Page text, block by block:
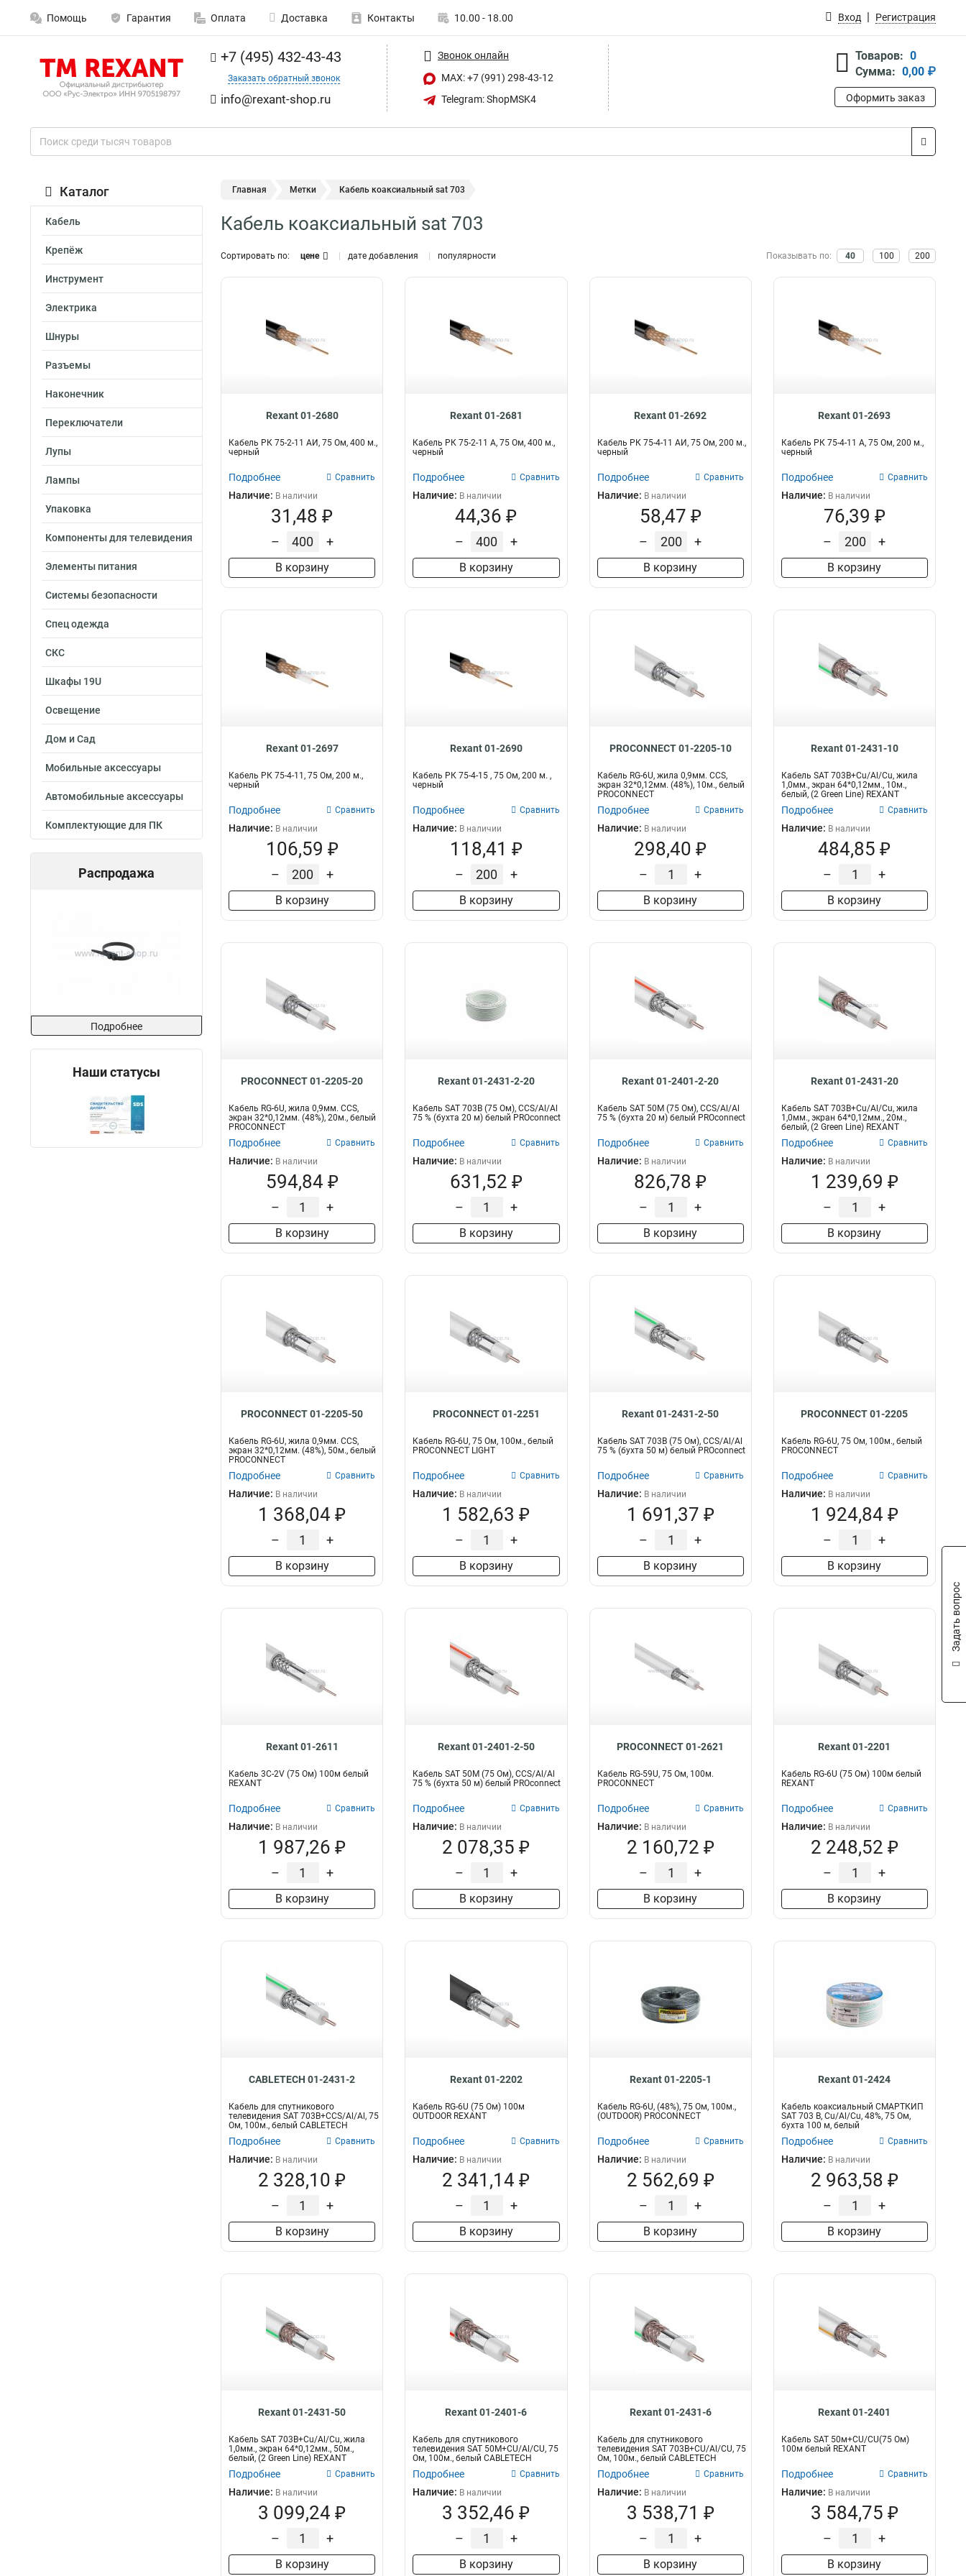
Помощь Гарантия Оплата Доставка Контакты 10.00 - 18.00 Вход Регистрация
+7 (495) 432-43-43
Заказать обратный звонок
info@rexant-shop.ru
Звонок онлайн
MAX: +7 (991) 298-43-12
Telegram: ShopMSK4
Товаров: 0
Сумма: 0,00 ₽
Оформить заказ
Каталог
Кабель
Крепёж
Инструмент
Электрика
Шнуры
Разъемы
Наконечник
Переключатели
Лупы
Лампы
Упаковка
Компоненты для телевидения
Элементы питания
Системы безопасности
Спец одежда
СКС
Шкафы 19U
Освещение
Дом и Сад
Мобильные аксессуары
Автомобильные аксессуары
Комплектующие для ПК
Распродажа
Подробнее
Наши статусы
Главная Метки Кабель коаксиальный sat 703
Кабель коаксиальный sat 703
Сортировать по: цене дате добавления популярности Показывать по: 40 100 200
Rexant 01-2680
Кабель РК 75-2-11 АИ, 75 Ом, 400 м.,
черный
Подробнее Сравнить
Наличие: В наличии
31,48 ₽
– +
В корзину
Rexant 01-2681
Кабель РК 75-2-11 А, 75 Ом, 400 м.,
черный
Подробнее Сравнить
Наличие: В наличии
44,36 ₽
– +
В корзину
Rexant 01-2692
Кабель РК 75-4-11 АИ, 75 Ом, 200 м.,
черный
Подробнее Сравнить
Наличие: В наличии
58,47 ₽
– +
В корзину
Rexant 01-2693
Кабель РК 75-4-11 А, 75 Ом, 200 м.,
черный
Подробнее Сравнить
Наличие: В наличии
76,39 ₽
– +
В корзину
Rexant 01-2697
Кабель РК 75-4-11, 75 Ом, 200 м.,
черный
Подробнее Сравнить
Наличие: В наличии
106,59 ₽
– +
В корзину
Rexant 01-2690
Кабель РК 75-4-15 , 75 Ом, 200 м. ,
черный
Подробнее Сравнить
Наличие: В наличии
118,41 ₽
– +
В корзину
PROCONNECT 01-2205-10
Кабель RG-6U, жила 0,9мм. CCS,
экран 32*0,12мм. (48%), 10м., белый
PROCONNECT
Подробнее Сравнить
Наличие: В наличии
298,40 ₽
– +
В корзину
Rexant 01-2431-10
Кабель SAT 703B+Cu/Al/Cu, жила
1,0мм., экран 64*0,12мм., 10м.,
белый, (2 Green Line) REXANT
Подробнее Сравнить
Наличие: В наличии
484,85 ₽
– +
В корзину
PROCONNECT 01-2205-20
Кабель RG-6U, жила 0,9мм. CCS,
экран 32*0,12мм. (48%), 20м., белый
PROCONNECT
Подробнее Сравнить
Наличие: В наличии
594,84 ₽
– +
В корзину
Rexant 01-2431-2-20
Кабель SAT 703B (75 Ом), CCS/Al/Al
75 % (бухта 20 м) белый PROconnect
Подробнее Сравнить
Наличие: В наличии
631,52 ₽
– +
В корзину
Rexant 01-2401-2-20
Кабель SAT 50M (75 Ом), CCS/Al/Al
75 % (бухта 20 м) белый PROconnect
Подробнее Сравнить
Наличие: В наличии
826,78 ₽
– +
В корзину
Rexant 01-2431-20
Кабель SAT 703B+Cu/Al/Cu, жила
1,0мм., экран 64*0,12мм., 20м.,
белый, (2 Green Line) REXANT
Подробнее Сравнить
Наличие: В наличии
1 239,69 ₽
– +
В корзину
PROCONNECT 01-2205-50
Кабель RG-6U, жила 0,9мм. CCS,
экран 32*0,12мм. (48%), 50м., белый
PROCONNECT
Подробнее Сравнить
Наличие: В наличии
1 368,04 ₽
– +
В корзину
PROCONNECT 01-2251
Кабель RG-6U, 75 Ом, 100м., белый
PROCONNECT LIGHT
Подробнее Сравнить
Наличие: В наличии
1 582,63 ₽
– +
В корзину
Rexant 01-2431-2-50
Кабель SAT 703B (75 Ом), CCS/Al/Al
75 % (бухта 50 м) белый PROconnect
Подробнее Сравнить
Наличие: В наличии
1 691,37 ₽
– +
В корзину
PROCONNECT 01-2205
Кабель RG-6U, 75 Ом, 100м., белый
PROCONNECT
Подробнее Сравнить
Наличие: В наличии
1 924,84 ₽
– +
В корзину
Rexant 01-2611
Кабель 3С-2V (75 Ом) 100м белый
REXANT
Подробнее Сравнить
Наличие: В наличии
1 987,26 ₽
– +
В корзину
Rexant 01-2401-2-50
Кабель SAT 50M (75 Ом), CCS/Al/Al
75 % (бухта 50 м) белый PROconnect
Подробнее Сравнить
Наличие: В наличии
2 078,35 ₽
– +
В корзину
PROCONNECT 01-2621
Кабель RG-59U, 75 Ом, 100м.
PROCONNECT
Подробнее Сравнить
Наличие: В наличии
2 160,72 ₽
– +
В корзину
Rexant 01-2201
Кабель RG-6U (75 Ом) 100м белый
REXANT
Подробнее Сравнить
Наличие: В наличии
2 248,52 ₽
– +
В корзину
CABLETECH 01-2431-2
Кабель для спутникового
телевидения SAT 703B+CCS/Al/Al, 75
Ом, 100м., белый CABLETECH
Подробнее Сравнить
Наличие: В наличии
2 328,10 ₽
– +
В корзину
Rexant 01-2202
Кабель RG-6U (75 Ом) 100м
OUTDOOR REXANT
Подробнее Сравнить
Наличие: В наличии
2 341,14 ₽
– +
В корзину
Rexant 01-2205-1
Кабель RG-6U, (48%), 75 Ом, 100м.,
(OUTDOOR) PROCONNECT
Подробнее Сравнить
Наличие: В наличии
2 562,69 ₽
– +
В корзину
Rexant 01-2424
Кабель коаксиальный СМАРТКИП
SAT 703 B, Cu/Al/Cu, 48%, 75 Ом,
бухта 100 м, белый
Подробнее Сравнить
Наличие: В наличии
2 963,58 ₽
– +
В корзину
Rexant 01-2431-50
Кабель SAT 703B+Cu/Al/Cu, жила
1,0мм., экран 64*0,12мм., 50м.,
белый, (2 Green Line) REXANT
Подробнее Сравнить
Наличие: В наличии
3 099,24 ₽
– +
В корзину
Rexant 01-2401-6
Кабель для спутникового
телевидения SAT 50M+CU/Al/CU, 75
Ом, 100м., белый CABLETECH
Подробнее Сравнить
Наличие: В наличии
3 352,46 ₽
– +
В корзину
Rexant 01-2431-6
Кабель для спутникового
телевидения SAT 703B+CU/Al/CU, 75
Ом, 100м., белый CABLETECH
Подробнее Сравнить
Наличие: В наличии
3 538,71 ₽
– +
В корзину
Rexant 01-2401
Кабель SAT 50м+CU/CU(75 Ом)
100м белый REXANT
Подробнее Сравнить
Наличие: В наличии
3 584,75 ₽
– +
В корзину
Задать вопрос